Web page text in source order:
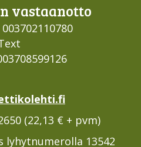
vastaan­otto
(22,13 € + pvm)
lyhytnumerolla 13542